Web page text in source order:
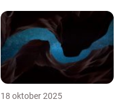
18 oktober 2025